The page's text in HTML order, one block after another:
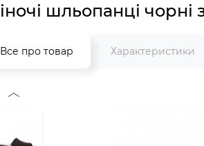
шльопанці чорні
Все про товар Характеристики